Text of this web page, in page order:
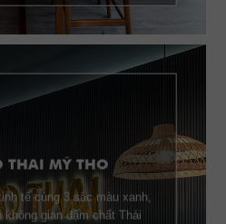
THAI MỸ THO
tế cùng 3 sắc màu xanh,
không gian đậm chất Thái